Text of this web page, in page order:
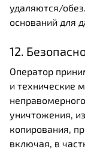
удаляются/
оснований для
12.
Оператор
и технические
уничтожения,
копирования,
включая, в